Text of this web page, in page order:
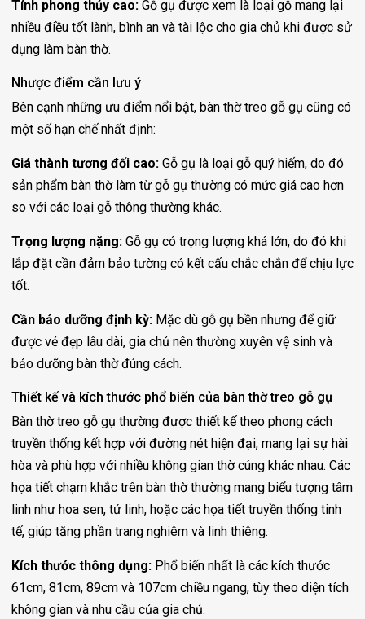
Tính phong thủy cao: Gỗ gụ được xem là loại gỗ mang lại
nhiều điều tốt lành, bình an và tài lộc cho gia chủ khi được sử
dụng làm bàn thờ.
Nhược điểm cần lưu ý
Bên cạnh những ưu điểm nổi bật, bàn thờ treo gỗ gụ cũng có
một số hạn chế nhất định:
Giá thành tương đối cao: Gỗ gụ là loại gỗ quý hiếm, do đó
sản phẩm bàn thờ làm từ gỗ gụ thường có mức giá cao hơn
so với các loại gỗ thông thường khác.
Trọng lượng nặng: Gỗ gụ có trọng lượng khá lớn, do đó khi
lắp đặt cần đảm bảo tường có kết cấu chắc chắn để chịu lực
tốt.
Cần bảo dưỡng định kỳ: Mặc dù gỗ gụ bền nhưng để giữ
được vẻ đẹp lâu dài, gia chủ nên thường xuyên vệ sinh và
bảo dưỡng bàn thờ đúng cách.
Thiết kế và kích thước phổ biến của bàn thờ treo gỗ gụ
Bàn thờ treo gỗ gụ thường được thiết kế theo phong cách
truyền thống kết hợp với đường nét hiện đại, mang lại sự hài
hòa và phù hợp với nhiều không gian thờ cúng khác nhau. Các
họa tiết chạm khắc trên bàn thờ thường mang biểu tượng tâm
linh như hoa sen, tứ linh, hoặc các họa tiết truyền thống tinh
tế, giúp tăng phần trang nghiêm và linh thiêng.
Kích thước thông dụng: Phổ biến nhất là các kích thước
61cm, 81cm, 89cm và 107cm chiều ngang, tùy theo diện tích
không gian và nhu cầu của gia chủ.